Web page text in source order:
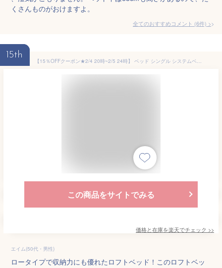
くさんものがおけますよ。
全てのおすすめコメント (6件) >
15th
【15％OFFクーポン★2/4 20時~2/5 24時】 ベッド シングル システムベッド システムベット ロフトベッド ロフト パイプ シングルベッド シングルベット パイプベッド フレーム ベッド はしご 収納 子供 寮 民泊 社宅 ボヌールロータイプ ドリス
この商品をサイトでみる
価格と在庫を楽天でチェック >>
エイム(50代・男性)
ロータイプで収納力にも優れたロフトベッド！このロフトベッ